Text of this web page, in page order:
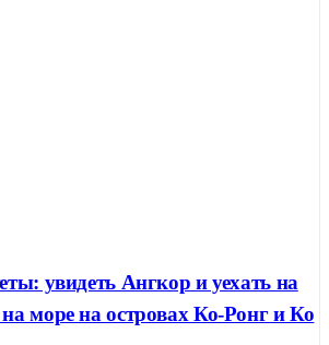
увидеть Ангкор и уехать на
море на островах Ко-Ронг и Ко